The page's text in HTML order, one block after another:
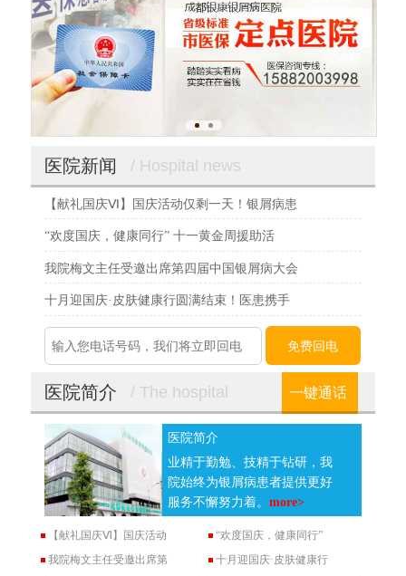
医院新闻 / Hospital news
【献礼国庆Ⅵ】国庆活动仅剩一天！银屑病患
“欢度国庆，健康同行” 十一黄金周援助活
我院梅文主任受邀出席第四届中国银屑病大会
十月迎国庆·皮肤健康行圆满结束！医患携手
医院简介 / The hospital 一键通话
医院简介
业精于勤勉、技精于钻研，我
院始终为银屑病患者提供更好
服务不懈努力着。more>
【献礼国庆Ⅵ】国庆活动
“欢度国庆，健康同行”
我院梅文主任受邀出席第
十月迎国庆·皮肤健康行